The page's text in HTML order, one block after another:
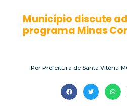
Município discute
programa Minas
PorPrefeitura de Santa Vitória-